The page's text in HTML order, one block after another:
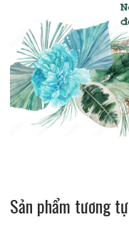
Sản phẩm tương tự